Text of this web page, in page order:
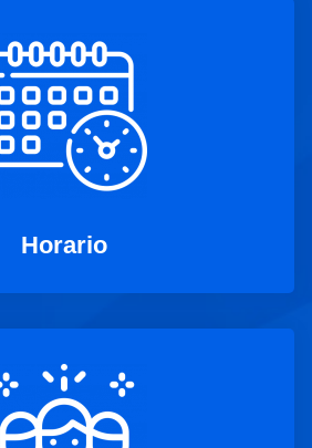
Horario